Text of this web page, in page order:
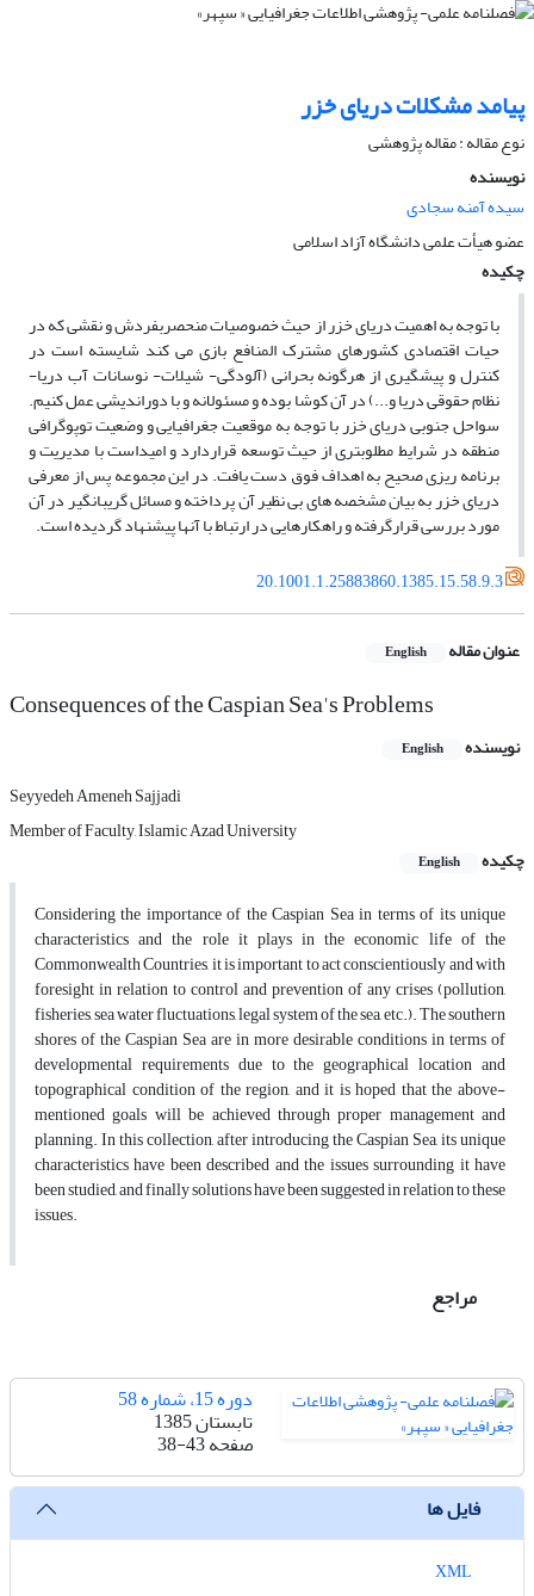
پیامد مشکلات دریاى خزر
نوع مقاله : مقاله پژوهشی
نویسنده
سیده آمنه سجادی
عضو هیأت علمى دانشگاه آزاد اسلامى
چکیده
با توجه به اهمیت دریاى خزر از حیث خصوصیات منحصربفردش و نقشى که در
حیات اقتصادى کشورهاى مشترک المنافع بازى مى‏ کند شایسته است در
کنترل و پیشگیرى از هرگونه بحرانى (آلودگى- شیلات- نوسانات آب دریا-
نظام حقوقى دریا و...) در آن کوشا بوده و مسئولانه و با دوراندیشى عمل کنیم.
سواحل جنوبى دریاى خزر با توجه به موقعیت جغرافیایى و وضعیت توپوگرافى
منطقه در شرایط مطلوبترى از حیث توسعه قراردارد و امیداست با مدیریت و
برنامه ریزى صحیح به اهداف فوق دست یافت. در این مجموعه پس از معرفى
دریاى خزر به بیان مشخصه‏ هاى بى نظیر آن پرداخته و مسائل گریبانگیر در آن
مورد بررسى قرارگرفته و راهکارهایى در ارتباط با آنها پیشنهاد گردیده است.
20.1001.1.25883860.1385.15.58.9.3
عنوان مقاله English
Consequences of the Caspian Sea's Problems
نویسنده English
Seyyedeh Ameneh Sajjadi
Member of Faculty, Islamic Azad University
چکیده
English
Considering the importance of the Caspian Sea in terms of its unique
characteristics and the role it plays in the economic life of the
Commonwealth Countries, it is important to act conscientiously and with
foresight in relation to control and prevention of any crises (pollution,
fisheries, sea water fluctuations, legal system of the sea, etc.). The southern
shores of the Caspian Sea are in more desirable conditions in terms of
developmental requirements due to the geographical location and
topographical condition of the region, and it is hoped that the above-
mentioned goals will be achieved through proper management and
planning. In this collection, after introducing the Caspian Sea, its unique
characteristics have been described and the issues surrounding it have
been studied, and finally solutions have been suggested in relation to these
issues.
مراجع
دوره 15، شماره 58
تابستان 1385
صفحه38-43
فایل ها